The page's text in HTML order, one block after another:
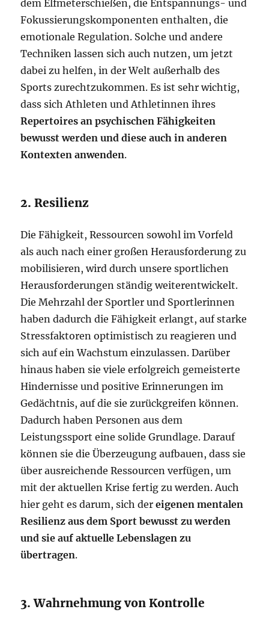
dem Elfmeterschießen, die Entspannungs- und
Fokussierungskomponenten enthalten, die
emotionale Regulation. Solche und andere
Techniken lassen sich auch nutzen, um jetzt
dabei zu helfen, in der Welt außerhalb des
Sports zurechtzukommen. Es ist sehr wichtig,
dass sich Athleten und Athletinnen ihres
Repertoires an psychischen Fähigkeiten
bewusst werden und diese auch in anderen
Kontexten anwenden.
2. Resilienz
Die Fähigkeit, Ressourcen sowohl im Vorfeld
als auch nach einer großen Herausforderung zu
mobilisieren, wird durch unsere sportlichen
Herausforderungen ständig weiterentwickelt.
Die Mehrzahl der Sportler und Sportlerinnen
haben dadurch die Fähigkeit erlangt, auf starke
Stressfaktoren optimistisch zu reagieren und
sich auf ein Wachstum einzulassen. Darüber
hinaus haben sie viele erfolgreich gemeisterte
Hindernisse und positive Erinnerungen im
Gedächtnis, auf die sie zurückgreifen können.
Dadurch haben Personen aus dem
Leistungssport eine solide Grundlage. Darauf
können sie die Überzeugung aufbauen, dass sie
über ausreichende Ressourcen verfügen, um
mit der aktuellen Krise fertig zu werden. Auch
hier geht es darum, sich dereigenen mentalen
Resilienz aus dem Sport bewusst zu werden
und sie auf aktuelle Lebenslagen zu
übertragen.
3. Wahrnehmung von Kontrolle